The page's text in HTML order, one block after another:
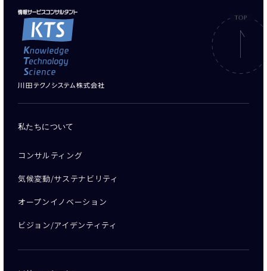
私たちについて
コンサルティング
気候変動/サステナビリティ
オープンイノベーション
ビジョン/アイデンティティ